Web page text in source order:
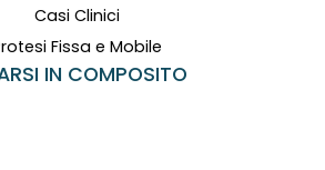
Casi Clinici
Fissa e Mobile
IN COMPOSITO